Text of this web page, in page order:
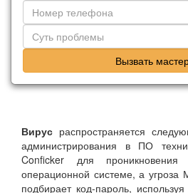
Вызвать
Вирус распространяется
администрирования в ПО
Conficker для
операционной системе, а угроза
подбирает код-пароль,